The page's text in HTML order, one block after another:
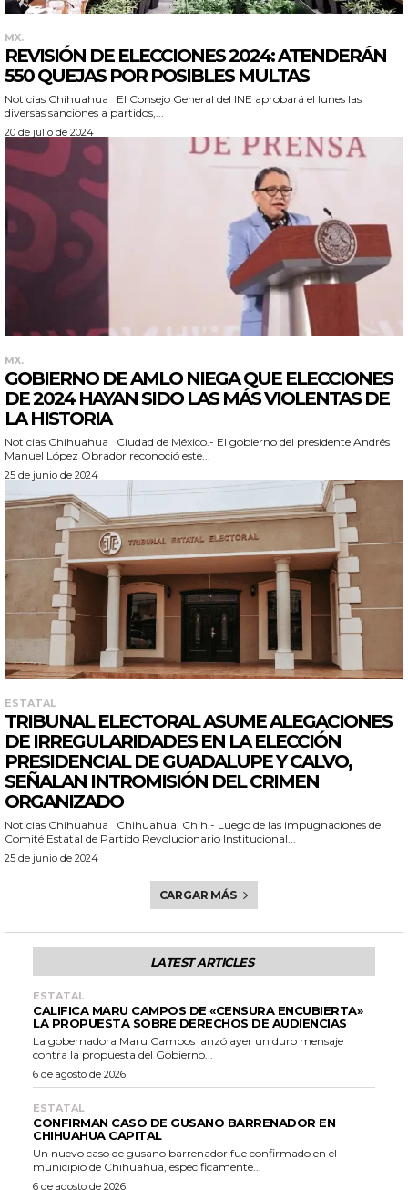
MX.
REVISIÓN DE ELECCIONES 2024: ATENDERÁN
550 QUEJAS POR POSIBLES MULTAS
Noticias Chihuahua El Consejo General del INE aprobará el lunes las
diversas sanciones a partidos,...
20 de julio de 2024
MX.
GOBIERNO DE AMLO NIEGA QUE ELECCIONES
DE 2024 HAYAN SIDO LAS MÁS VIOLENTAS DE
LA HISTORIA
Noticias Chihuahua Ciudad de México.- El gobierno del presidente Andrés
Manuel López Obrador reconoció este...
25 de junio de 2024
ESTATAL
TRIBUNAL ELECTORAL ASUME ALEGACIONES
DE IRREGULARIDADES EN LA ELECCIÓN
PRESIDENCIAL DE GUADALUPE Y CALVO,
SEÑALAN INTROMISIÓN DEL CRIMEN
ORGANIZADO
Noticias Chihuahua Chihuahua, Chih.- Luego de las impugnaciones del
Comité Estatal de Partido Revolucionario Institucional...
25 de junio de 2024
CARGAR MÁS
LATEST ARTICLES
ESTATAL
CALIFICA MARU CAMPOS DE «CENSURA ENCUBIERTA»
LA PROPUESTA SOBRE DERECHOS DE AUDIENCIAS
La gobernadora Maru Campos lanzó ayer un duro mensaje
contra la propuesta del Gobierno...
6 de agosto de 2026
ESTATAL
CONFIRMAN CASO DE GUSANO BARRENADOR EN
CHIHUAHUA CAPITAL
Un nuevo caso de gusano barrenador fue confirmado en el
municipio de Chihuahua, específicamente...
6 de agosto de 2026